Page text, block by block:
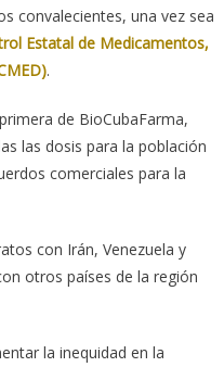
convalecientes, una vez sea
Estatal de Medicamentos,
.
de BioCubaFarma,
las dosis para la población
comerciales para la
con Irán, Venezuela y
otros países de la región
la inequidad en la